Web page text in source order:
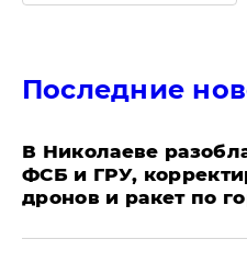
Последние
В Николаеве
ФСБ и ГРУ,
дронов и ракет по